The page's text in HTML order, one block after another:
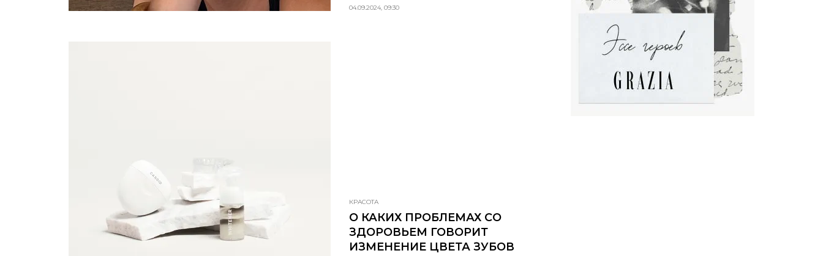
04.09.2024, 09:30
КРАСОТА
О КАКИХ ПРОБЛЕМАХ СО
ЗДОРОВЬЕМ ГОВОРИТ
ИЗМЕНЕНИЕ ЦВЕТА ЗУБОВ